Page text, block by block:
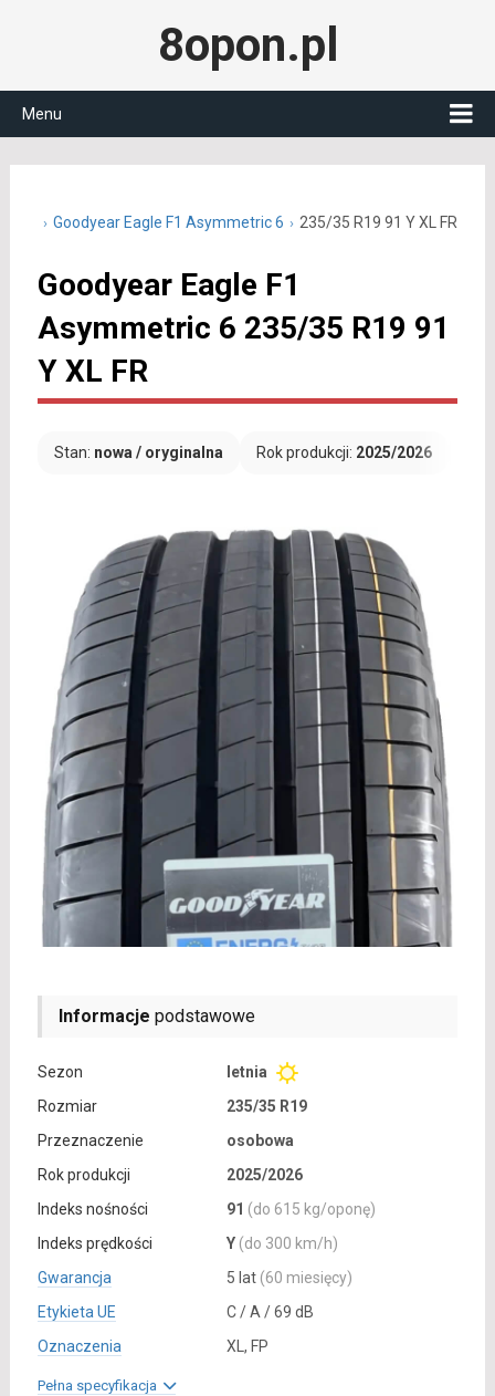
8opon.pl
Menu
Goodyear Eagle F1 Asymmetric 6 235/35 R19 91 Y XL FR
Goodyear Eagle F1
Asymmetric 6 235/35 R19 91
Y XL FR
Stan: nowa / oryginalna Rok produkcji: 2025/2026
Informacje podstawowe
Sezon
letnia
Rozmiar
235/35 R19
Przeznaczenie
osobowa
Rok produkcji
2025/2026
Indeks nośności
91 (do 615 kg/oponę)
Indeks prędkości
Y (do 300 km/h)
Gwarancja
5 lat (60 miesięcy)
Etykieta UE
C / A / 69 dB
Oznaczenia
XL, FP
Pełna specyfikacja